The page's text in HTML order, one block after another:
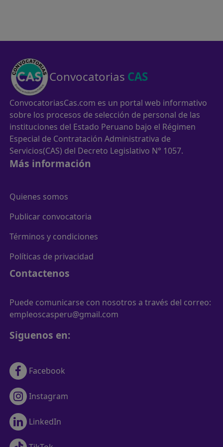
Convocatorias CAS
ConvocatoriasCas.com es un portal web informativo
sobre los procesos de selección de personal de las
instituciones del Estado Peruano bajo el Régimen
Especial de Contratación Administrativa de
Servicios(CAS) del Decreto Legislativo N° 1057.
Más información
Quienes somos
Publicar convocatoria
Términos y condiciones
Políticas de privacidad
Contactenos
Puede comunicarse con nosotros a través del correo:
empleoscasperu@gmail.com
Siguenos en:
Facebook
Instagram
LinkedIn